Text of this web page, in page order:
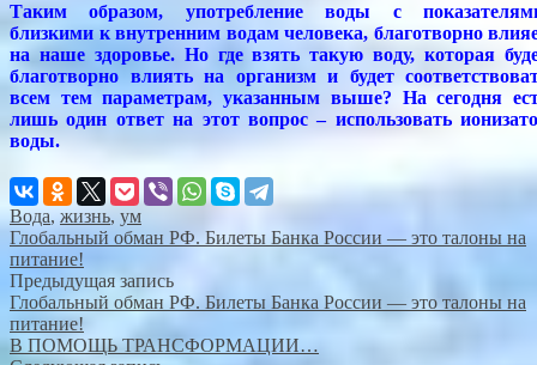
Таким образом, употребление воды с
близкими к внутренним водам человека, благотворно
на наше здоровье. Но где взять такую воду, которая
благотворно влиять на организм и будет
всем тем параметрам, указанным выше? На сегодня
лишь один ответ на этот вопрос – использовать
воды.
Вода,жизнь, ум
Глобальный обман РФ. Билеты Банка России — это талоны на
питание!
Предыдущая запись
Глобальный обман РФ. Билеты Банка России — это талоны на
питание!
В ПОМОЩЬ ТРАНСФОРМАЦИИ…